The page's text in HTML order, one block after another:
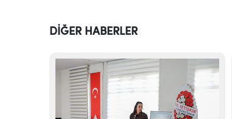
DİĞER HABERLER